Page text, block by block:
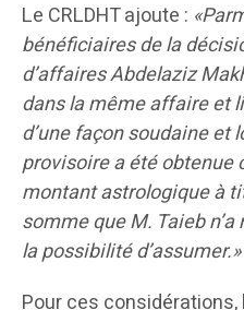
Le CRLDHT ajoute :
bénéficiaires de la
d’affaires Abdelaziz
dans la même affaire et
d’une façon soudaine
provisoire a été obtenue
montant astrologique à
somme que M. Taieb
la possibilité d’assumer.»
Pour ces considérations,